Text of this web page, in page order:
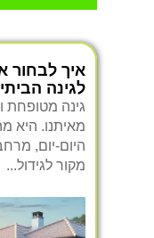
איך לבחור
לגינה
גינה מטופחת
מאיתנו. היא
היום-יום,
מקור לגידול...